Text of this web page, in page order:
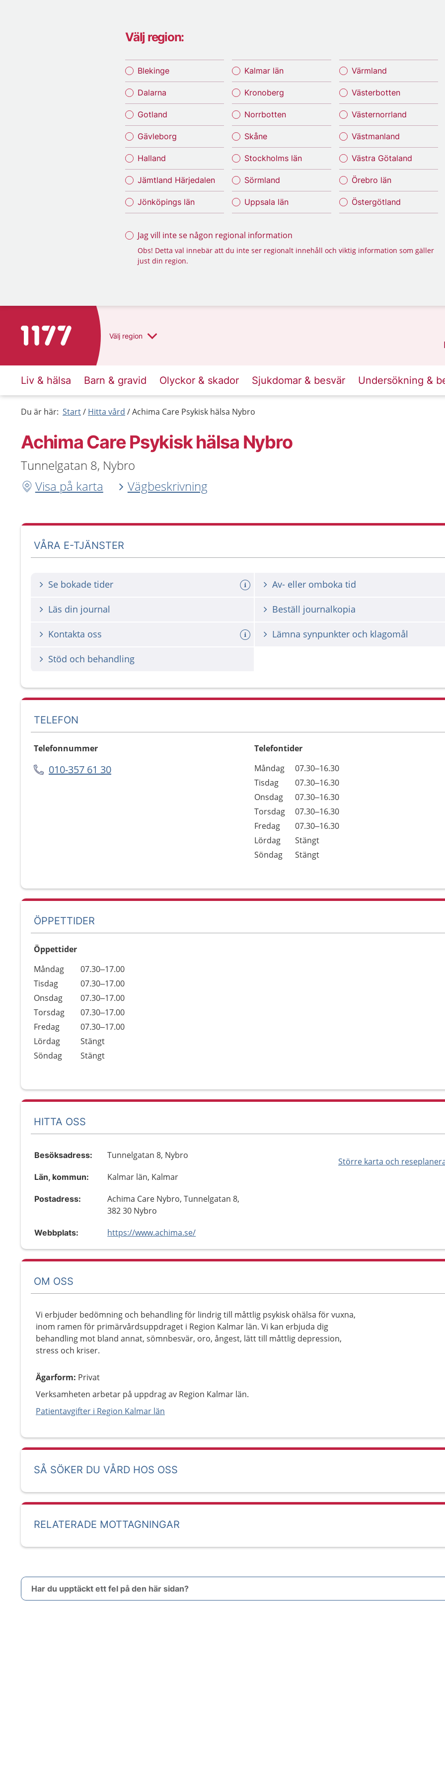
Välj region:
Blekinge
Dalarna
Gotland
Gävleborg
Halland
Jämtland Härjedalen
Jönköpings län
Kalmar län
Kronoberg
Norrbotten
Skåne
Stockholms län
Sörmland
Uppsala län
Värmland
Västerbotten
Västernorrland
Västmanland
Västra Götaland
Örebro län
Östergötland
Jag vill inte se någon regional information
Obs! Detta val innebär att du inte ser regionalt innehåll och viktig information som gäller
just din region.
Till startsidan för 1177 Välj region
Liv & hälsa Barn & gravid Olyckor & skador Sjukdomar & besvär Undersökning &
Du är här: Start Hitta vård Achima Care Psykisk hälsa Nybro
Achima Care Psykisk hälsa Nybro
Tunnelgatan 8, Nybro
Visa på karta
Vägbeskrivning
VÅRA E-TJÄNSTER
Se bokade tider Av- eller omboka tid
Läs din journal Beställ journalkopia
Kontakta oss Lämna synpunkter och klagomål
Stöd och behandling
TELEFON
Telefonnummer
010-357 61 30
Telefontider
Dag
Öppettider
Kommentarer
Måndag
07.30–16.30
Tisdag
07.30–16.30
Onsdag
07.30–16.30
Torsdag
07.30–16.30
Fredag
07.30–16.30
Lördag
Stängt
Söndag
Stängt
ÖPPETTIDER
Öppettider
Dag
Öppettider
Kommentarer
Måndag
07.30–17.00
Tisdag
07.30–17.00
Onsdag
07.30–17.00
Torsdag
07.30–17.00
Fredag
07.30–17.00
Lördag
Stängt
Söndag
Stängt
HITTA OSS
Större karta och
Besöksadress: Tunnelgatan 8, Nybro
Län, kommun: Kalmar län, Kalmar
Postadress:
Achima Care Nybro, Tunnelgatan 8,
382 30 Nybro
Webbplats: https://www.achima.se/
OM OSS
Vi erbjuder bedömning och behandling för lindrig till måttlig psykisk ohälsa för vuxna,
inom ramen för primärvårdsuppdraget i Region Kalmar län. Vi kan erbjuda dig
behandling mot bland annat, sömnbesvär, oro, ångest, lätt till måttlig depression,
stress och kriser.
Ägarform: Privat
Verksamheten arbetar på uppdrag av Region Kalmar län.
Patientavgifter i Region Kalmar län
SÅ SÖKER DU VÅRD HOS OSS
RELATERADE MOTTAGNINGAR
Har du upptäckt ett fel på den här sidan?